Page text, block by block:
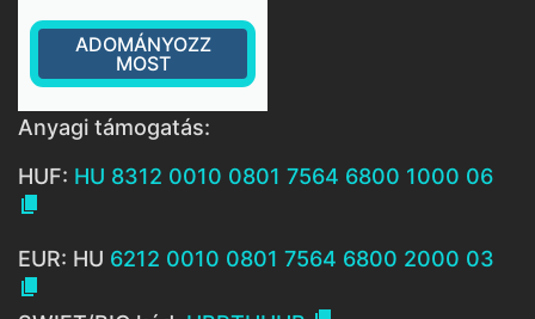
ADOMÁNYOZZ
MOST
Anyagi támogatás:
HUF: HU 8312 0010 0801 7564 6800 1000 06

EUR: HU 6212 0010 0801 7564 6800 2000 03
